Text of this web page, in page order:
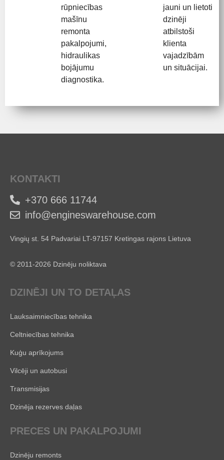
rūpniecības
mašīnu
remonta
pakalpojumi,
hidraulikas
bojājumu
diagnostika.
jauni un lietoti
dzinēji
atbilstoši
klienta
vajadzībām
un situācijai.
KONTAKTI
+370 666 11744
info@engineswarehouse.com
Vingių st. 54 Padvariai LT-97157 Kretingas rajons Lietuva
© 2011-2026 Dzinēju noliktava
DZINĒJI UN TO DETAĻAS
Lauksaimniecības tehnika
Celtniecības tehnika
Kuģu aprīkojums
Vilcēji un autobusi
Transmisijas
Dzinēja rezerves daļas
PRECES UN PAKALPOJUMI
Dzinēju remonts